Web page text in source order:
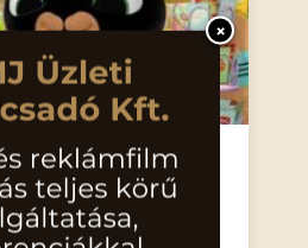
×
gép
fekete nyuszi és barátja,